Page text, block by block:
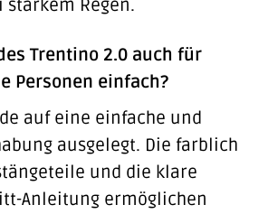
starkem Regen.
Trentino 2.0 auch für
Personen einfach?
auf eine einfache und
ausgelegt. Die farblich
und die klare
Anleitung ermöglichen